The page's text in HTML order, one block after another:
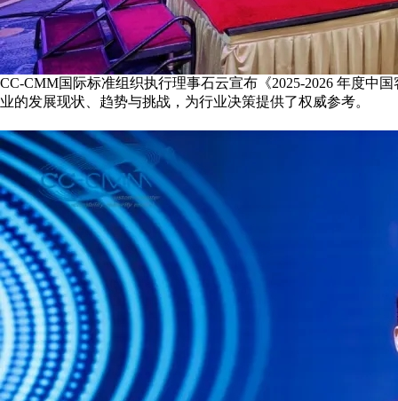
CC-CMM国际标准组织执行理事石云宣布《2025-2026 年度中
业的发展现状、趋势与挑战，为行业决策提供了权威参考。